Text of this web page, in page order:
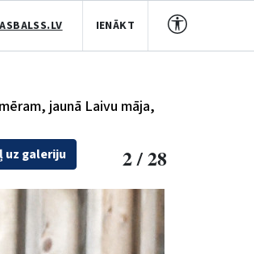
IENĀKT
jaunā Laivu māja,
uz galeriju 2 / 28